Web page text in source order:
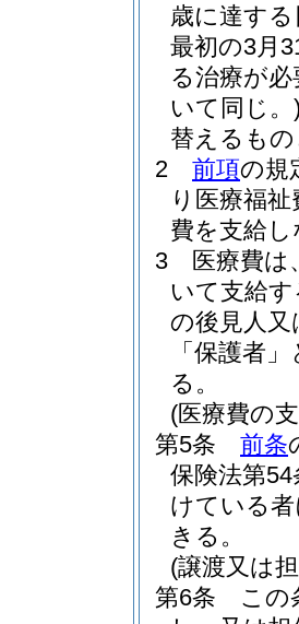
歳に達す
最初の3月
る治療が
いて同じ。
替えるも
2
前項の規
り医療福
費を支給
3
医療費は
いて支給
の後見人
「保護者
る。
(医療費の
第5条
前条
保険法第
けている
きる。
(譲渡又は
第6条
この